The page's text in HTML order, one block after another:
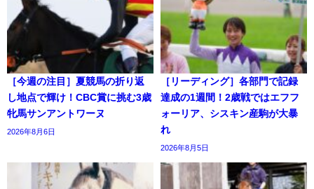
［今週の注目］夏競馬の折り返
し地点で輝け！CBC賞に挑む3歳
牝馬サンアントワーヌ
2026年8月6日
［リーディング］各部門で記録
達成の1週間！2歳戦ではエフフ
ォーリア、シスキン産駒が大暴
れ
2026年8月5日